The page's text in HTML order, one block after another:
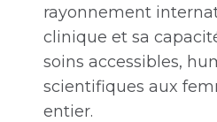
rayonnement
clinique et sa
soins accessibles,
scientifiques aux
entier.